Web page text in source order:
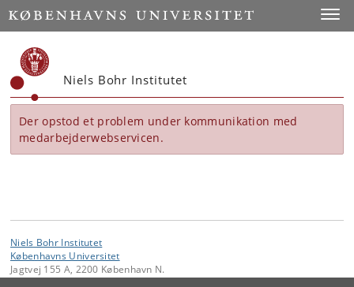
Start
Niels Bohr Institutet
Der opstod et problem under kommunikation med
medarbejderwebservicen.
Niels Bohr Institutet
Københavns Universitet
Jagtvej 155 A, 2200 København N.